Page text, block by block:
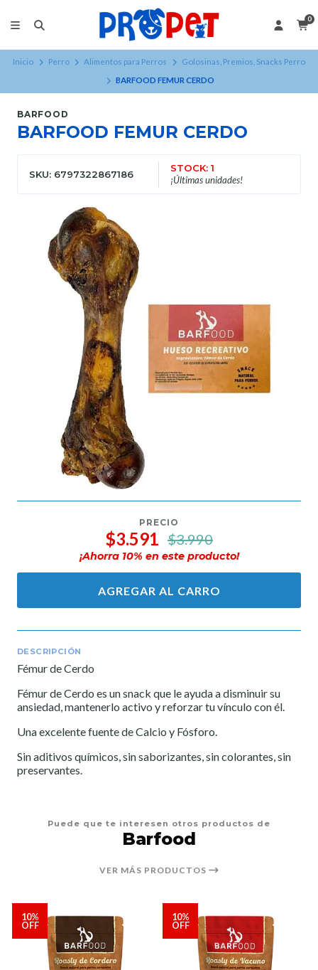
0
Inicio Perro Alimentos para Perros
Golosinas, Premios, Snacks Perro
BARFOOD FEMUR CERDO
BARFOOD
BARFOOD FEMUR CERDO
SKU: 6797322867186
STOCK: 1
¡Últimas unidades!
PRECIO
$3.591 $3.990
¡Ahorra 10% en este producto!
AGREGAR AL CARRO
DESCRIPCIÓN
Fémur de Cerdo
Fémur de Cerdo es un snack que le ayuda a disminuir su
ansiedad, mantenerlo activo y reforzar tu vínculo con él.
Una excelente fuente de Calcio y Fósforo.
Sin aditivos químicos, sin saborizantes, sin colorantes, sin
preservantes.
Puede que te interesen otros productos de
Barfood
VER MÁS PRODUCTOS
10%
OFF
10%
OFF